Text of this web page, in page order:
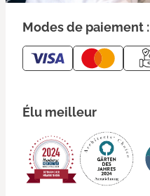
Modes de paiement :
Élu meilleur